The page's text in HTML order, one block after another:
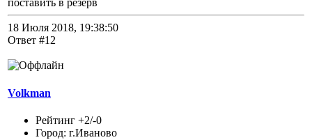
поставить в резерв
18 Июля 2018, 19:38:50
Ответ #12
Volkman
Рейтинг +2/-0
Город: г.Иваново